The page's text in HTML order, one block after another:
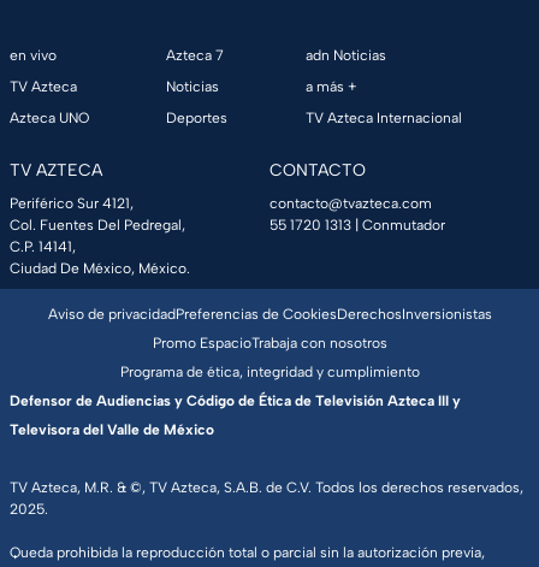
en vivo
TV Azteca
Azteca UNO
Azteca 7
Noticias
Deportes
adn Noticias
a más +
TV Azteca Internacional
TV AZTECA
Periférico Sur 4121,
Col. Fuentes Del Pedregal,
C.P. 14141,
Ciudad De México, México.
CONTACTO
contacto@tvazteca.com
55 1720 1313 | Conmutador
TV Azteca, M.R. & ©, TV Azteca, S.A.B. de C.V. Todos los derechos reservados,
2025.
Queda prohibida la reproducción total o parcial sin la autorización previa,
Aviso de privacidadPreferencias de CookiesDerechosInversionistas
Promo EspacioTrabaja con nosotros
Programa de ética, integridad y cumplimiento
Defensor de Audiencias y Código de Ética de Televisión Azteca III y
Televisora del Valle de México